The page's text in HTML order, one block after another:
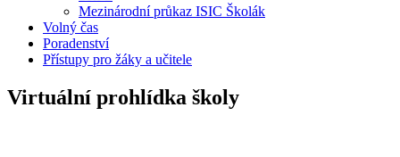
Mezinárodní průkaz ISIC Školák
Volný čas
Poradenství
Přístupy pro žáky a učitele
Virtuální prohlídka školy